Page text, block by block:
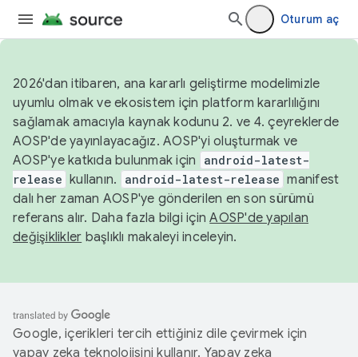
Oturum aç
2026'dan itibaren, ana kararlı geliştirme modelimizle
uyumlu olmak ve ekosistem için platform kararlılığını
sağlamak amacıyla kaynak kodunu 2. ve 4. çeyreklerde
AOSP'de yayınlayacağız. AOSP'yi oluşturmak ve
AOSP'ye katkıda bulunmak için
android-latest-
release kullanın. android-latest-release manifest
dalı her zaman AOSP'ye gönderilen en son sürümü
referans alır. Daha fazla bilgi içinAOSP'de yapılan
değişiklikler başlıklı makaleyi inceleyin.
Google, içerikleri tercih ettiğiniz dile çevirmek için
yapay zeka teknolojisini kullanır. Yapay zeka